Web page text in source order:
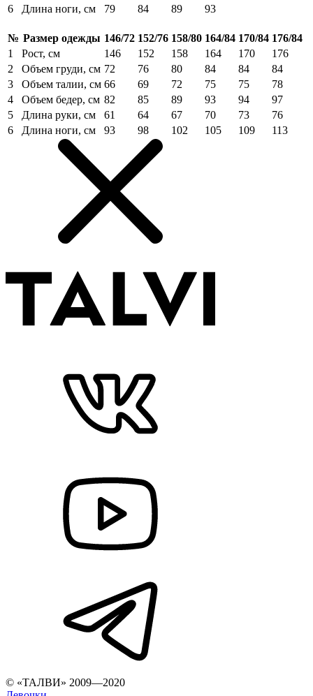
6
Длина ноги, см 79 84 89 93
№ Размер одежды 146/72 152/76 158/80 164/84 170/84 176/84
1
Рост, см 146 152 158 164 170
176
2
Объем груди, см 72 76 80 84 84
84
3
Объем талии, см 66 69 72 75 75
78
4
Объем бедер, см 82 85 89 93 94
97
5
Длина руки, см 61 64 67 70 73
76
6
Длина ноги, см 93 98 102 105 109 113
© «ТАЛВИ» 2009—2020